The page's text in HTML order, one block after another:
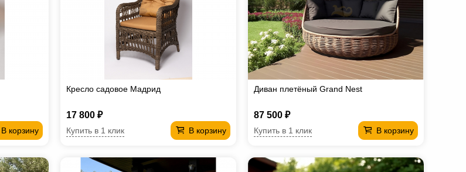
В корзину
Кресло садовое Мадрид
17 800 ₽
В корзину
Купить в 1 клик
Диван плетёный Grand Nest
87 500 ₽
В корзину
Купить в 1 клик